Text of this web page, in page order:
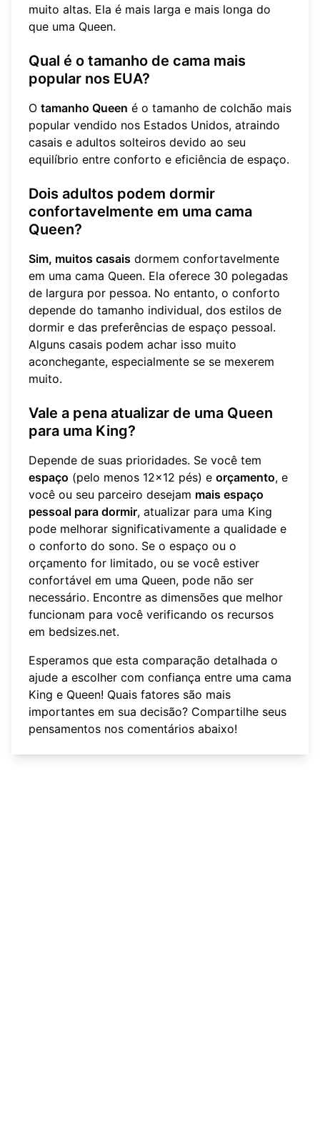
muito altas. Ela é mais larga e mais longa do
que uma Queen.
Qual é o tamanho de cama mais
popular nos EUA?
O tamanho Queen é o tamanho de colchão mais
popular vendido nos Estados Unidos, atraindo
casais e adultos solteiros devido ao seu
equilíbrio entre conforto e eficiência de espaço.
Dois adultos podem dormir
confortavelmente em uma cama
Queen?
Sim, muitos casais dormem confortavelmente
em uma cama Queen. Ela oferece 30 polegadas
de largura por pessoa. No entanto, o conforto
depende do tamanho individual, dos estilos de
dormir e das preferências de espaço pessoal.
Alguns casais podem achar isso muito
aconchegante, especialmente se se mexerem
muito.
Vale a pena atualizar de uma Queen
para uma King?
Depende de suas prioridades. Se você tem
espaço (pelo menos 12x12 pés) e orçamento, e
você ou seu parceiro desejam mais espaço
pessoal para dormir, atualizar para uma King
pode melhorar significativamente a qualidade e
o conforto do sono. Se o espaço ou o
orçamento for limitado, ou se você estiver
confortável em uma Queen, pode não ser
necessário. Encontre as dimensões que melhor
funcionam para você verificando os recursos
em bedsizes.net.
Esperamos que esta comparação detalhada o
ajude a escolher com confiança entre uma cama
King e Queen! Quais fatores são mais
importantes em sua decisão? Compartilhe seus
pensamentos nos comentários abaixo!